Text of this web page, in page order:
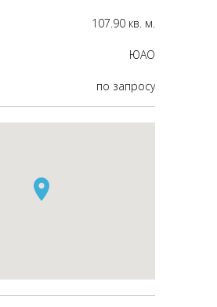
107.90 кв. м.
ЮАО
по запросу